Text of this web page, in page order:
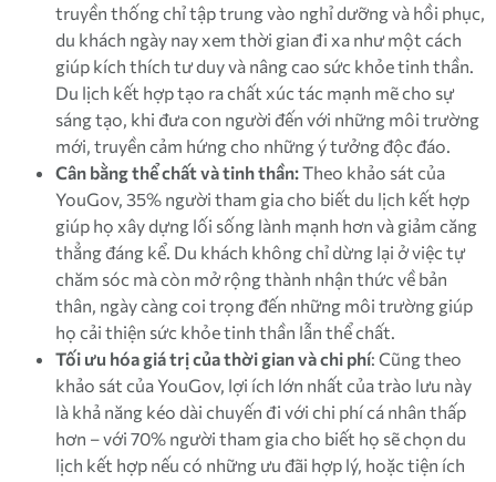
truyền thống chỉ tập trung vào nghỉ dưỡng và hồi phục,
du khách ngày nay xem thời gian đi xa như một cách
giúp kích thích tư duy và nâng cao sức khỏe tinh thần.
Du lịch kết hợp tạo ra chất xúc tác mạnh mẽ cho sự
sáng tạo, khi đưa con người đến với những môi trường
mới, truyền cảm hứng cho những ý tưởng độc đáo.
Cân bằng thể chất và tinh thần:Theo khảo sát của
YouGov, 35% người tham gia cho biết du lịch kết hợp
giúp họ xây dựng lối sống lành mạnh hơn và giảm căng
thẳng đáng kể. Du khách không chỉ dừng lại ở việc tự
chăm sóc mà còn mở rộng thành nhận thức về bản
thân, ngày càng coi trọng đến những môi trường giúp
họ cải thiện sức khỏe tinh thần lẫn thể chất.
Tối ưu hóa giá trị của thời gian và chi phí: Cũng theo
khảo sát của YouGov, lợi ích lớn nhất của trào lưu này
là khả năng kéo dài chuyến đi với chi phí cá nhân thấp
hơn – với 70% người tham gia cho biết họ sẽ chọn du
lịch kết hợp nếu có những ưu đãi hợp lý, hoặc tiện ích